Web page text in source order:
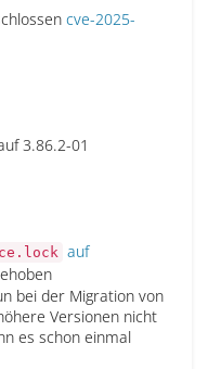
cve-2025-
3.86.2-01
auf
bei der Migration von
Versionen nicht
es schon einmal